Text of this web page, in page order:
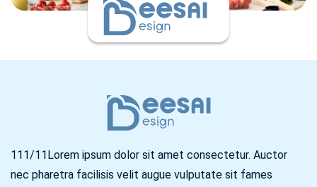
111/11Lorem ipsum dolor sit amet consectetur. Auctor
nec pharetra facilisis velit augue vulputate sit fames